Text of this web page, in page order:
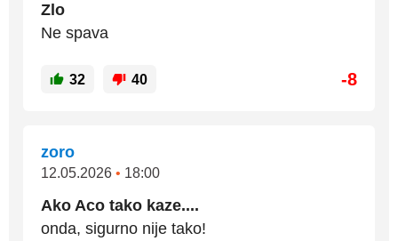
Zlo
Ne spava
32 40 -8
zoro
12.05.2026 • 18:00
Ako Aco tako kaze....
onda, sigurno nije tako!